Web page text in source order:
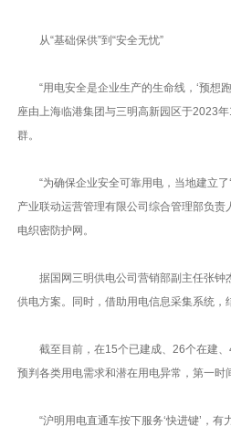
从“基础保供”到“安全无忧”
“用电安全是企业生产的生命线，‘预想跑
座由上海临港集团与三明高新园区于2023
群。
“为确保企业安全可靠用电，当地建立了‘
产业联动运营管理有限公司综合管理部负
电织密防护网。
据国网三明供电公司营销部副主任张钟
供电方案。同时，借助用电信息采集系统，
截至目前，在15个已建成、26个在建、
预判各类用电需求和潜在用电异常，第一时
“沪明用电直通车按下服务‘快进键’，有